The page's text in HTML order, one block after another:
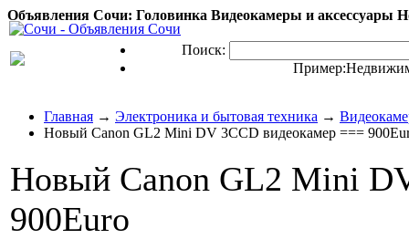
Объявления Сочи: Головинка Видеокамеры и аксессуары
Поиск:
Пример:
Главная → Электроника и бытовая техника →
Новый Canon GL2 Mini DV 3CCD видеокамер ===
Новый Canon GL2 Mini
900Euro